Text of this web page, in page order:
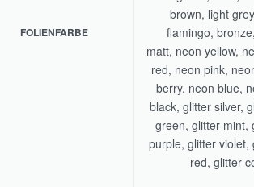
FOLIENFARBE
brown, light
flamingo,
matt, neon yellow,
red, neon pink,
berry, neon blue,
black, glitter silver,
green, glitter mint,
purple, glitter violet,
red, glitter